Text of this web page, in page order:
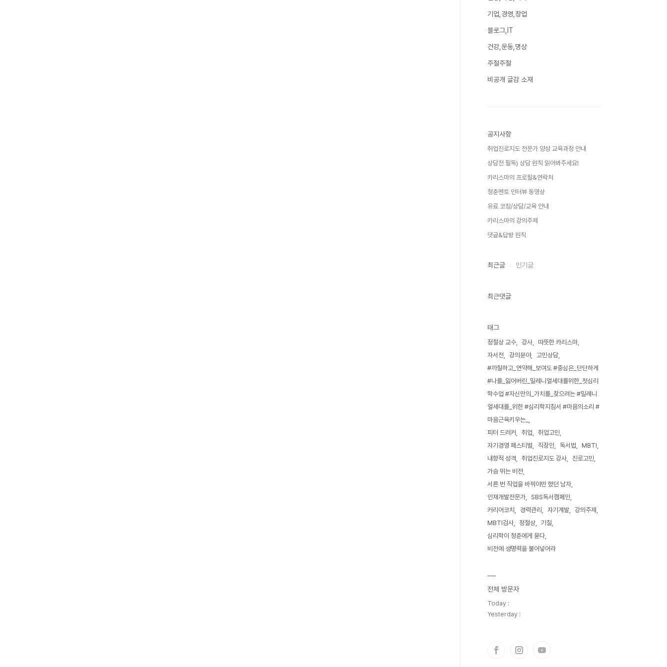
기업,경영,창업
블로그,IT
건강,운동,명상
주절주절
비공개 글감 소재
공지사항
취업진로지도 전문가 양성 교육과정 안내
상담전 필독) 상담 원칙 읽어봐주세요!
카리스마의 프로필&연락처
청춘멘토 인터뷰 동영상
유료 코칭/상담/교육 안내
카리스마의 강의주제
댓글&답방 원칙
최근글 인기글
최근댓글
태그
정철상 교수 강사
따뜻한 카리스마
자서전
강의분야
고민상담
#까칠하고_연약해_보여도 #중심은_단단하게
#나를_잃어버린_밀레니얼세대를위한_첫심리
학수업 #자신만의_가치를_찾으려는 #밀레니
얼세대를_위한 #심리학지침서 #마음의소리 #
마음근육키우는_
피터 드러커
취업
취업고민
자기경영 페스티벌
직장인 독서법
MBTI
내향적 성격
취업진로지도 강사
진로고민
가슴 뛰는 비전
서른 번 직업을 바꿔야만 했던 남자
인재개발전문가
SBS독서캠페인
커리어코치
경력관리 자기계발
강의주제
MBTI검사
정철상
기질
심리학이 청춘에게 묻다
비전에 생명력을 불어넣어라
전체 방문자
Today :
Yesterday :